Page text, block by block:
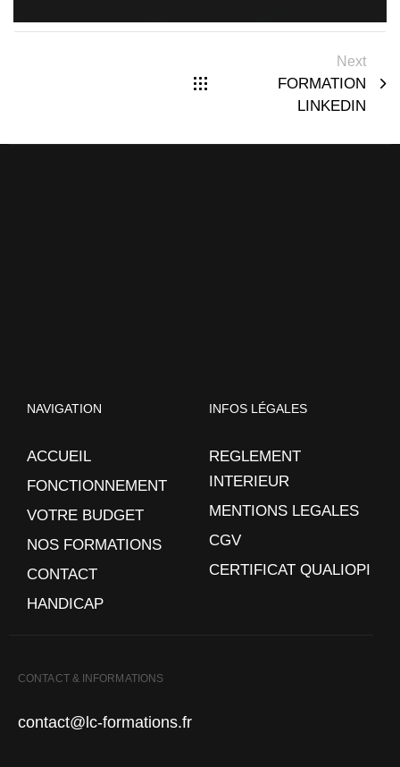
Next
FORMATION
LINKEDIN
NAVIGATION
ACCUEIL
FONCTIONNEMENT
VOTRE BUDGET
NOS FORMATIONS
CONTACT
HANDICAP
INFOS LÉGALES
REGLEMENT
INTERIEUR
MENTIONS LEGALES
CGV
CERTIFICAT QUALIOPI
CONTACT & INFORMATIONS
contact@lc-formations.fr